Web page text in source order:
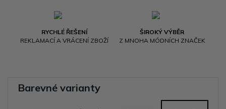
RYCHLÉ ŘEŠENÍ
REKLAMACÍ A VRÁCENÍ ZBOŽÍ
ŠIROKÝ VÝBĚR
Z MNOHA MÓDNÍCH ZNAČEK
Barevné varianty